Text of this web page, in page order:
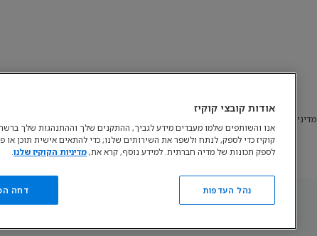
מדיניות פרטיות
© קבוצת דיסני. כל הזכויות שמורות.
אודות קובצי קוקיז
אנו והשותפים שלמו מעבדים מידע לגביך, ההתקנים שלך וההתנהגות שלך ברשת,
קוקיז כדי לספק, לנתח ולשפר את השירותים שלנו; כדי להתאים אישית תוכן או
לספק תכונות של מדיה חברתית. למידע נוסף, קרא את, מדיניות הקוקיז שלנו.
נהל העדפות דחה